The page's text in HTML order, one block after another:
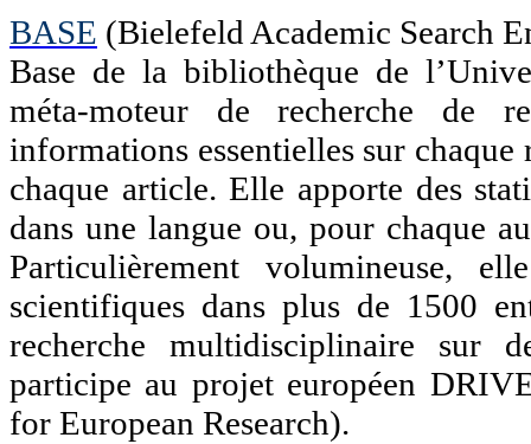
BASE (Bielefeld Academic Search
Base de la bibliothèque de
méta-moteur de recherche de
informations essentielles sur
chaque article. Elle apporte des
dans une langue ou, pour chaque
Particulièrement volumineuse,
scientifiques dans plus de 1500
recherche multidisciplinaire sur
participe au projet européen
for European Research).